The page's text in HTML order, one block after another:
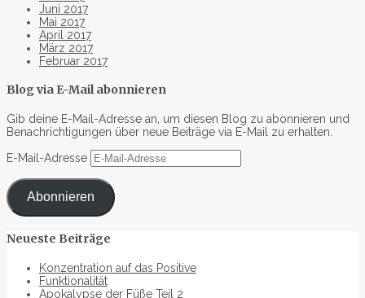
Juni 2017
Mai 2017
April 2017
März 2017
Februar 2017
Blog via E-Mail abonnieren
Gib deine E-Mail-Adresse an, um diesen Blog zu abonnieren und
Benachrichtigungen über neue Beiträge via E-Mail zu erhalten.
E-Mail-Adresse
Abonnieren
Neueste Beiträge
Konzentration auf das Positive
Funktionalität
Apokalypse der Füße Teil 2